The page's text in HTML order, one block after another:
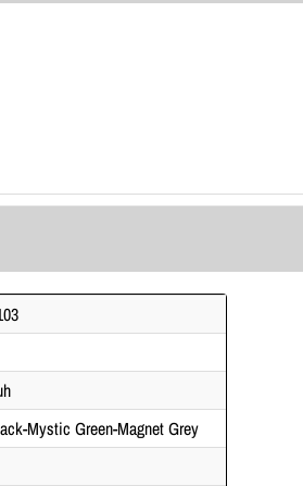
Mystic Green-Magnet Grey